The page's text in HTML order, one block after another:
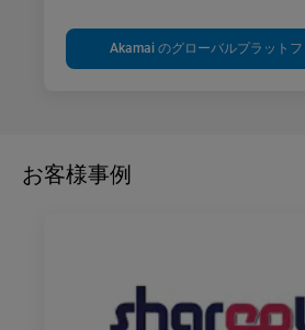
Akamai のグローバルプラット
お客様事例